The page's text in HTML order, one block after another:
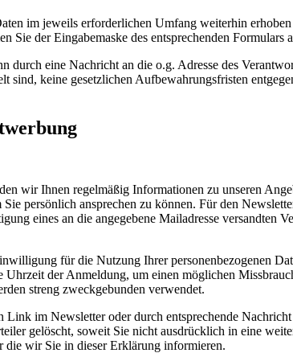
im jeweils erforderlichen Umfang weiterhin
der Eingabemaske des entsprechenden Formulars
durch eine Nachricht an die o.g. Adresse des
sind, keine gesetzlichen Aufbewahrungsfristen
wir Ihnen regelmäßig Informationen zu unseren
persönlich ansprechen zu können. Für den
eines an die angegebene Mailadresse
für die Nutzung Ihrer personenbezogenen
der Anmeldung, um einen möglichen
streng zweckgebunden verwendet.
Link im Newsletter oder durch entsprechende
gelöscht, soweit Sie nicht ausdrücklich in eine
die wir Sie in dieser Erklärung informieren.